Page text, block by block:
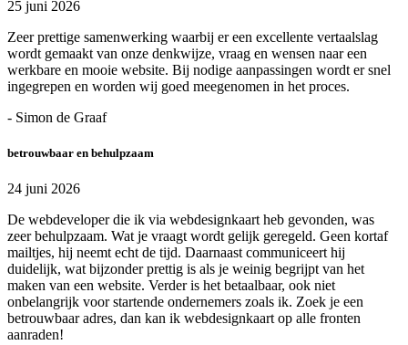
25 juni 2026
Zeer prettige samenwerking waarbij er een excellente vertaalslag
wordt gemaakt van onze denkwijze, vraag en wensen naar een
werkbare en mooie website. Bij nodige aanpassingen wordt er snel
ingegrepen en worden wij goed meegenomen in het proces.
- Simon de Graaf
betrouwbaar en behulpzaam
24 juni 2026
De webdeveloper die ik via webdesignkaart heb gevonden, was
zeer behulpzaam. Wat je vraagt wordt gelijk geregeld. Geen kortaf
mailtjes, hij neemt echt de tijd. Daarnaast communiceert hij
duidelijk, wat bijzonder prettig is als je weinig begrijpt van het
maken van een website. Verder is het betaalbaar, ook niet
onbelangrijk voor startende ondernemers zoals ik. Zoek je een
betrouwbaar adres, dan kan ik webdesignkaart op alle fronten
aanraden!